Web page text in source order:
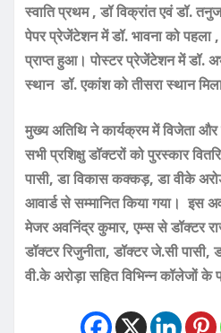
स्वाति प्रथम , डॉ विक्रांत एवं डॉ.
पेपर प्रेजेंटेशन में डॉ. भावना को पहला
प्राप्त हुआ। पोस्टर प्रेजेंटेशन में डॉ.
स्थान डॉ. एकांश को तीसरा स्थान
मुख्य अतिथि ने कार्यक्रम में विजेता और
सभी प्रशिक्षु डॉक्टरों को पुरस्कार
पासी, डा विकास कक्कड़, डा वीके
आवार्ड से सम्मानित किया गया। इस
मेजर अवनिंद्र कुमार, एम्स से डॉक्टर
डॉक्टर रिजुनीता, डॉक्टर जे.सी
वी.के अरोड़ा सहित विभिन्न कॉलेजों के